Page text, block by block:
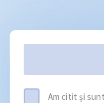
Am citit și